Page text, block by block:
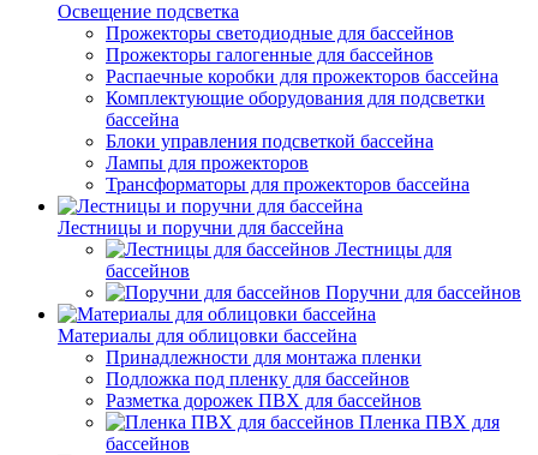
Освещение подсветка
Прожекторы светодиодные для бассейнов
Прожекторы галогенные для бассейнов
Распаечные коробки для прожекторов бассейна
Комплектующие оборудования для подсветки
бассейна
Блоки управления подсветкой бассейна
Лампы для прожекторов
Трансформаторы для прожекторов бассейна
Лестницы и поручни для бассейна
Лестницы для
бассейнов
Поручни для бассейнов
Материалы для облицовки бассейна
Принадлежности для монтажа пленки
Подложка под пленку для бассейнов
Разметка дорожек ПВХ для бассейнов
Пленка ПВХ для
бассейнов